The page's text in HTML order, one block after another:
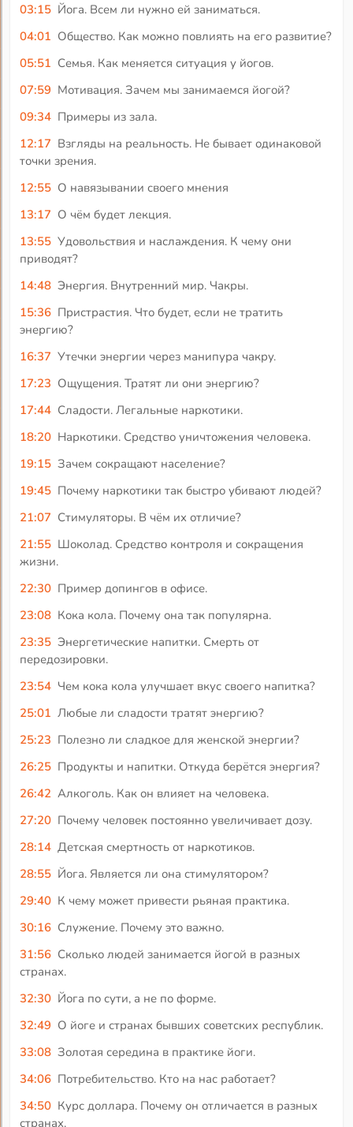
03:15 Йога. Всем ли нужно ей заниматься.
04:01 Общество. Как можно повлиять на его развитие?
05:51 Семья. Как меняется ситуация у йогов.
07:59 Мотивация. Зачем мы занимаемся йогой?
09:34 Примеры из зала.
12:17 Взгляды на реальность. Не бывает одинаковой
точки зрения.
12:55 О навязывании своего мнения
13:17 О чём будет лекция.
13:55 Удовольствия и наслаждения. К чему они
приводят?
14:48 Энергия. Внутренний мир. Чакры.
15:36 Пристрастия. Что будет, если не тратить
энергию?
16:37 Утечки энергии через манипура чакру.
17:23 Ощущения. Тратят ли они энергию?
17:44 Сладости. Легальные наркотики.
18:20 Наркотики. Средство уничтожения человека.
19:15 Зачем сокращают население?
19:45 Почему наркотики так быстро убивают людей?
21:07 Стимуляторы. В чём их отличие?
21:55 Шоколад. Средство контроля и сокращения
жизни.
22:30 Пример допингов в офисе.
23:08 Кока кола. Почему она так популярна.
23:35 Энергетические напитки. Смерть от
передозировки.
23:54 Чем кока кола улучшает вкус своего напитка?
25:01 Любые ли сладости тратят энергию?
25:23 Полезно ли сладкое для женской энергии?
26:25 Продукты и напитки. Откуда берётся энергия?
26:42 Алкоголь. Как он влияет на человека.
27:20 Почему человек постоянно увеличивает дозу.
28:14 Детская смертность от наркотиков.
28:55 Йога. Является ли она стимулятором?
29:40 К чему может привести рьяная практика.
30:16 Служение. Почему это важно.
31:56 Сколько людей занимается йогой в разных
странах.
32:30 Йога по сути, а не по форме.
32:49 О йоге и странах бывших советских республик.
33:08 Золотая середина в практике йоги.
34:06 Потребительство. Кто на нас работает?
34:50 Курс доллара. Почему он отличается в разных
странах.